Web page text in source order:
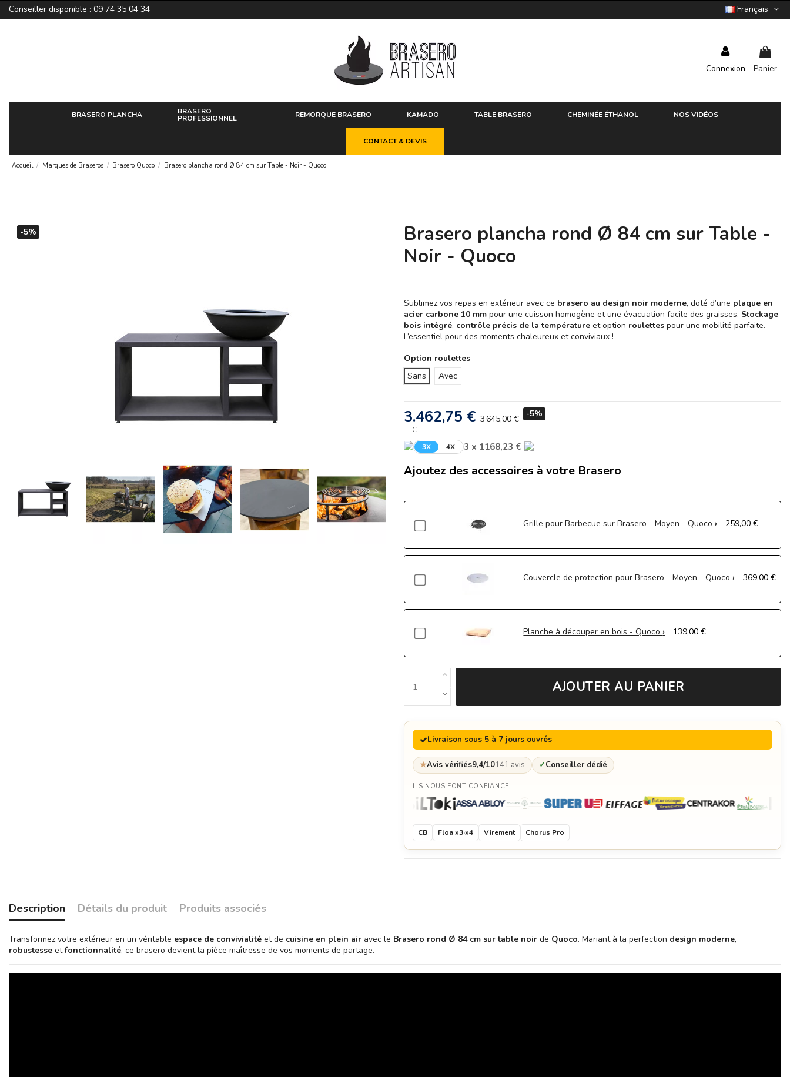
Conseiller disponible : 09 74 35 04 34 Français
Connexion Panier
BRASERO PLANCHA BRASERO
PROFESSIONNEL REMORQUE BRASERO KAMADO TABLE BRASERO CHEMINÉE ÉTHANOL NOS VIDÉOS
CONTACT & DEVIS
Accueil Marques de Braseros Brasero Quoco Brasero plancha rond Ø 84 cm sur Table - Noir - Quoco
-5%
Brasero plancha rond Ø 84 cm sur Table -
Noir - Quoco
Sublimez vos repas en extérieur avec ce brasero au design noir moderne, doté d’une plaque en
acier carbone 10 mm pour une cuisson homogène et une évacuation facile des graisses. Stockage
bois intégré, contrôle précis de la température et option roulettes pour une mobilité parfaite.
L’essentiel pour des moments chaleureux et conviviaux !
Option roulettes
Sans
Avec
3.462,75 € 3 645,00 € -5%
TTC
3X 4X 3 x 1168,23 €
Ajoutez des accessoires à votre Brasero
Grille pour Barbecue sur Brasero - Moyen - Quoco 259,00 €
Couvercle de protection pour Brasero - Moyen - Quoco 369,00 €
Planche à découper en bois - Quoco 139,00 €
Spatule - Quoco 32,95 €
Gants de protection - Quoco 69,00 €
Cercle de protection en bois - Moyen - Quoco
Anneau de rétention des aliments - Moyen - Quoco 54,95 €
Housse de protection lavable - Grise Anthracite - Moyen - Quoco
AJOUTER AU PANIER
Livraison sous 5 à 7 jours ouvrés
★Avis vérifiés9,4/10141 avis ✓Conseiller dédié
ILS NOUS FONT CONFIANCE
CB Floa x3·x4 Virement Chorus Pro
Description Détails du produit Produits associés
Transformez votre extérieur en un véritable espace de convivialité et de cuisine en plein air avec le Brasero rond Ø 84 cm sur table noir de Quoco. Mariant à la perfection design moderne,
robustesse etfonctionnalité, ce brasero devient la pièce maîtresse de vos moments de partage.